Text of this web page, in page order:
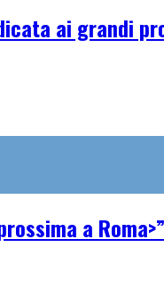
ai grandi
a